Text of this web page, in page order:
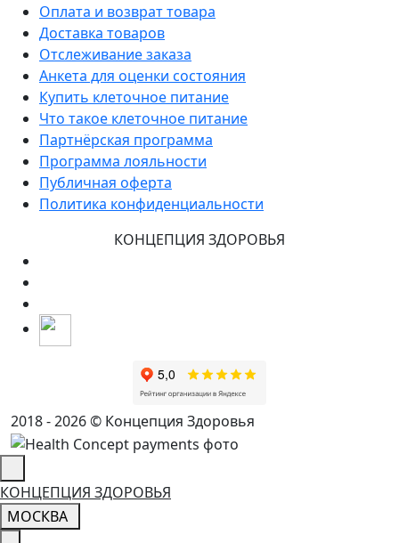
Оплата и возврат товара
Доставка товаров
Отслеживание заказа
Анкета для оценки состояния
Купить клеточное питание
Что такое клеточное питание
Партнёрская программа
Программа лояльности
Публичная оферта
Политика конфиденциальности
КОНЦЕПЦИЯ ЗДОРОВЬЯ
2018 - 2026 © Концепция Здоровья
КОНЦЕПЦИЯ ЗДОРОВЬЯ
МОСКВА